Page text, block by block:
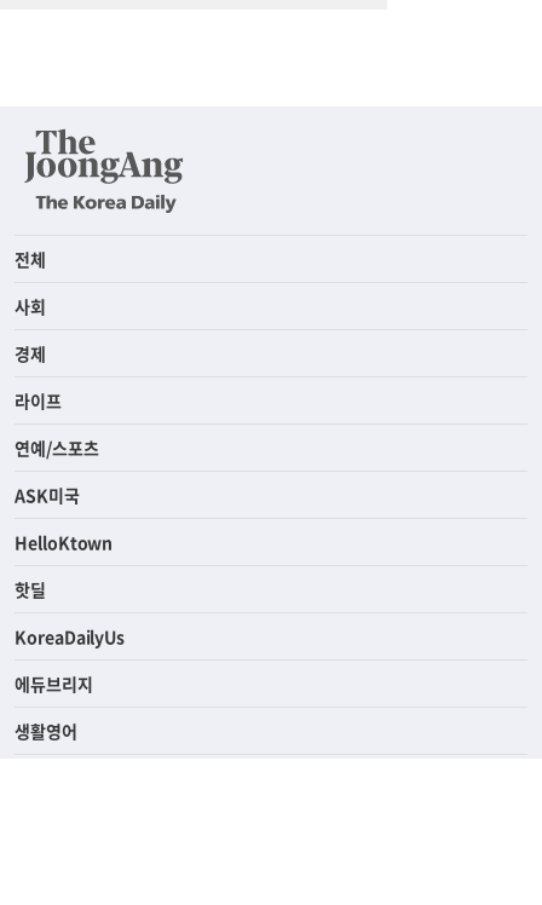
전체
사회
경제
라이프
연예/스포츠
ASK미국
HelloKtown
핫딜
KoreaDailyUs
에듀브리지
생활영어